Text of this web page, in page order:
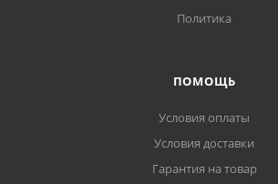
Политика
ПОМОЩЬ
Условия оплаты
Условия доставки
Гарантия на товар